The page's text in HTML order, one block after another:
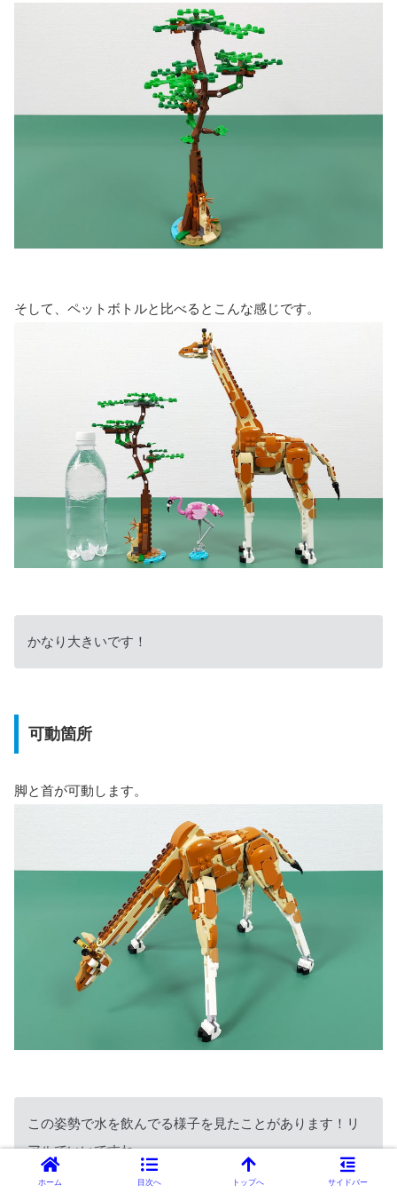
そして、ペットボトルと比べるとこんな感じです。
かなり大きいです！
可動箇所
脚と首が可動します。
この姿勢で水を飲んでる様子を見たことがあります！リ
アルでいいですね～。
ホーム 目次へ トップへ サイドバー